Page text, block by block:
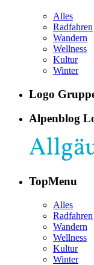
Alles
Radfahren
Wandern
Wellness
Kultur
Winter
Logo
Alpenblog
TopMenu
Alles
Radfahren
Wandern
Wellness
Kultur
Winter